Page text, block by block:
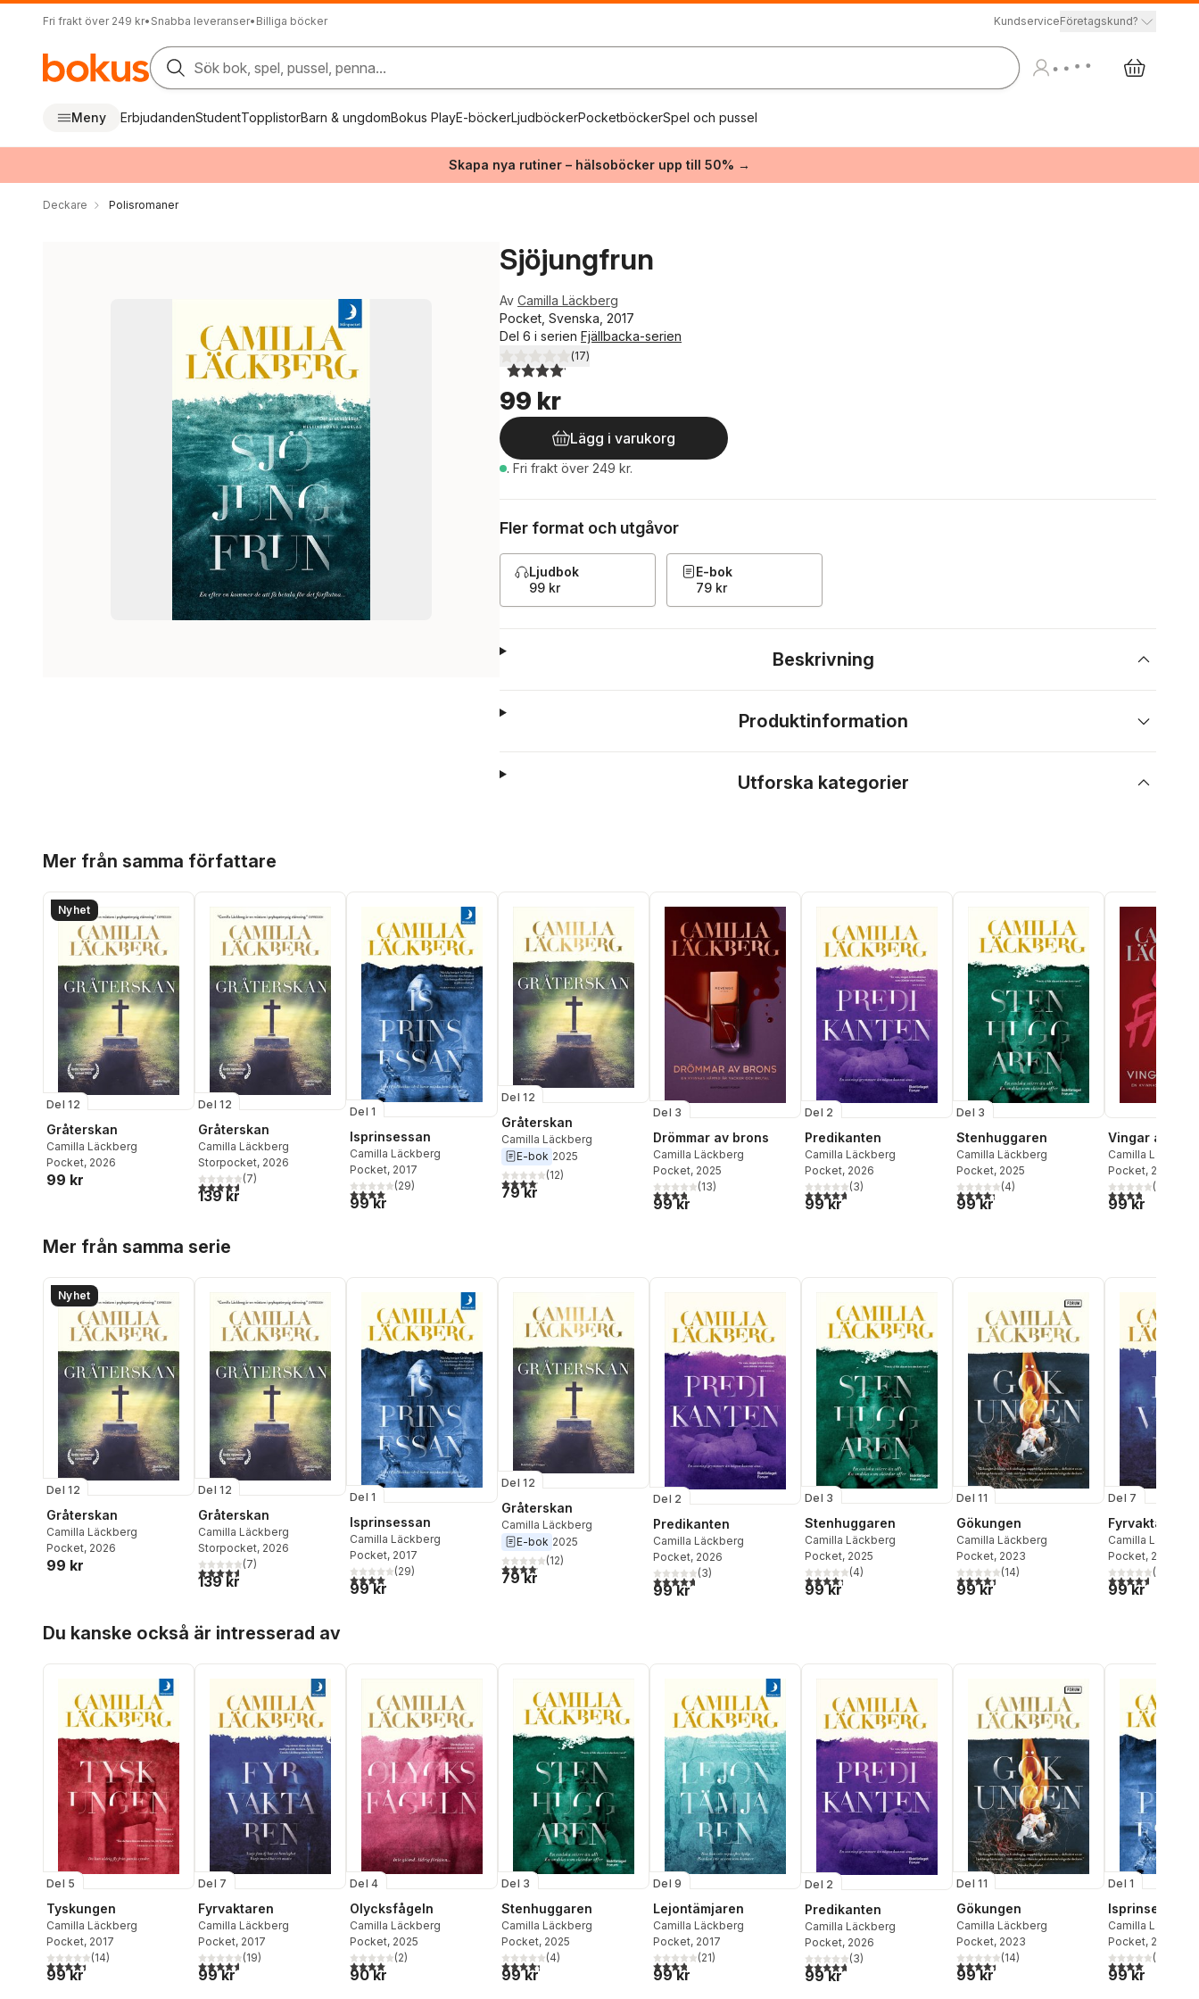
Fri frakt över 249 kr• Snabba leveranser• Billiga böcker KundserviceFöretagskund?
Sök bok, spel, pussel, penna...
Meny ErbjudandenStudentTopplistorBarn & ungdomBokus PlayE-böckerLjudböckerPocketböckerSpel och pussel
Skapa nya rutiner – hälsoböcker upp till 50% →
Deckare Polisromaner
Sjöjungfrun
Av Camilla Läckberg
Pocket, Svenska, 2017
Del 6 i serien Fjällbacka-serien
4,1utav 5 stjärnor. Totalt antal röster:
(17)
99 kr
Lägg i varukorg
. Fri frakt över 249 kr.
Fler format och utgåvor
Ljudbok
99 kr
E-bok
79 kr
Beskrivning
Produktinformation
Utforska kategorier
Mer från samma författare
Nyhet
Del 12
Gråterskan
Camilla Läckberg
Pocket, 2026
99 kr
Del 12
Gråterskan
Camilla Läckberg
Storpocket, 2026
4,6utav 5 stjärnor. Totalt antal röster:
(7)
139 kr
Del 1
Isprinsessan
Camilla Läckberg
Pocket, 2017
4,0utav 5 stjärnor. Totalt antal röster:
(29)
99 kr
Del 12
Gråterskan
Camilla Läckberg
E-bok 2025
4,1utav 5 stjärnor. Totalt antal röster:
(12)
79 kr
Del 3
Drömmar av brons
Camilla Läckberg
Pocket, 2025
3,8utav 5 stjärnor. Totalt antal röster:
(13)
99 kr
Del 2
Predikanten
Camilla Läckberg
Pocket, 2026
4,7utav 5 stjärnor. Totalt antal röster:
(3)
99 kr
Del 3
Stenhuggaren
Camilla Läckberg
Pocket, 2025
4,3utav 5 stjärnor. Totalt antal röster:
(4)
99 kr
Vingar av
Camilla Läckberg
Pocket, 2021
3,8utav 5(
99 kr
Mer från samma serie
Nyhet
Del 12
Gråterskan
Camilla Läckberg
Pocket, 2026
99 kr
Del 12
Gråterskan
Camilla Läckberg
Storpocket, 2026
4,6utav 5 stjärnor. Totalt antal röster:
(7)
139 kr
Del 1
Isprinsessan
Camilla Läckberg
Pocket, 2017
4,0utav 5 stjärnor. Totalt antal röster:
(29)
99 kr
Del 12
Gråterskan
Camilla Läckberg
E-bok 2025
4,1utav 5 stjärnor. Totalt antal röster:
(12)
79 kr
Del 2
Predikanten
Camilla Läckberg
Pocket, 2026
4,7utav 5 stjärnor. Totalt antal röster:
(3)
99 kr
Del 3
Stenhuggaren
Camilla Läckberg
Pocket, 2025
4,3utav 5 stjärnor. Totalt antal röster:
(4)
99 kr
Del 11
Gökungen
Camilla Läckberg
Pocket, 2023
4,4utav 5 stjärnor. Totalt antal röster:
(14)
99 kr
Del 7
Fyrvaktaren
Camilla Läckberg
Pocket, 2017
4,6utav 5(
99 kr
Du kanske också är intresserad av
Del 5
Tyskungen
Camilla Läckberg
Pocket, 2017
4,4utav 5 stjärnor. Totalt antal röster:
(14)
99 kr
Del 7
Fyrvaktaren
Camilla Läckberg
Pocket, 2017
4,6utav 5 stjärnor. Totalt antal röster:
(19)
99 kr
Del 4
Olycksfågeln
Camilla Läckberg
Pocket, 2025
4,0utav 5 stjärnor. Totalt antal röster:
(2)
90 kr
Del 3
Stenhuggaren
Camilla Läckberg
Pocket, 2025
4,3utav 5 stjärnor. Totalt antal röster:
(4)
99 kr
Del 9
Lejontämjaren
Camilla Läckberg
Pocket, 2017
3,8utav 5 stjärnor. Totalt antal röster:
(21)
99 kr
Del 2
Predikanten
Camilla Läckberg
Pocket, 2026
4,7utav 5 stjärnor. Totalt antal röster:
(3)
99 kr
Del 11
Gökungen
Camilla Läckberg
Pocket, 2023
4,4utav 5 stjärnor. Totalt antal röster:
(14)
99 kr
Del 1
Isprinsessan
Camilla Läckberg
Pocket, 2017
4,0utav 5(
99 kr